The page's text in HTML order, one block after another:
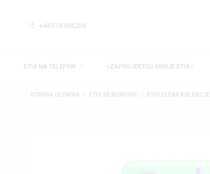
+48574304204
ETUI NA TELEFON ⭐ZAPROJEKTUJ SWOJE ETUI⭐
STRONA GŁÓWNA ETUI SILIKONOWE ETUI CLEAR KOLEKCJE